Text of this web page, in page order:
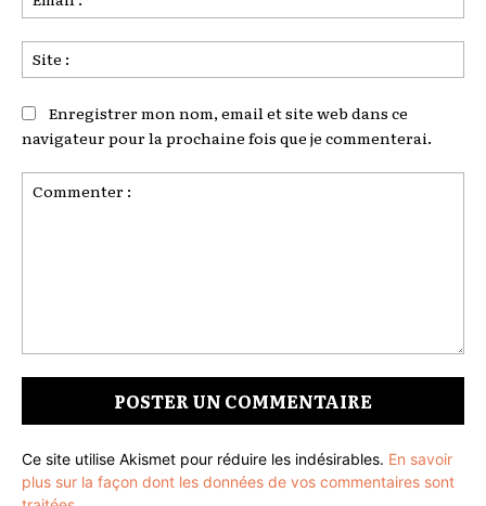
:*
:
Enregistrer mon nom, email et site web dans ce
navigateur pour la prochaine fois que je commenterai.
Ce site utilise Akismet pour réduire les indésirables. En savoir
plus sur la façon dont les données de vos commentaires sont